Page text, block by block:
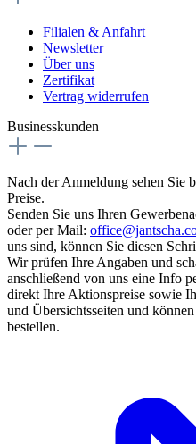
Filialen & Anfahrt
Newsletter
Über uns
Zertifikat
Vertrag widerrufen
Businesskunden
Nach der Anmeldung sehen Sie
Preise.
Senden Sie uns Ihren
oder per Mail:
uns sind, können Sie diesen
Wir prüfen Ihre Angaben und
anschließend von uns eine Info
direkt Ihre Aktionspreise sowie
und Übersichtsseiten und
bestellen.